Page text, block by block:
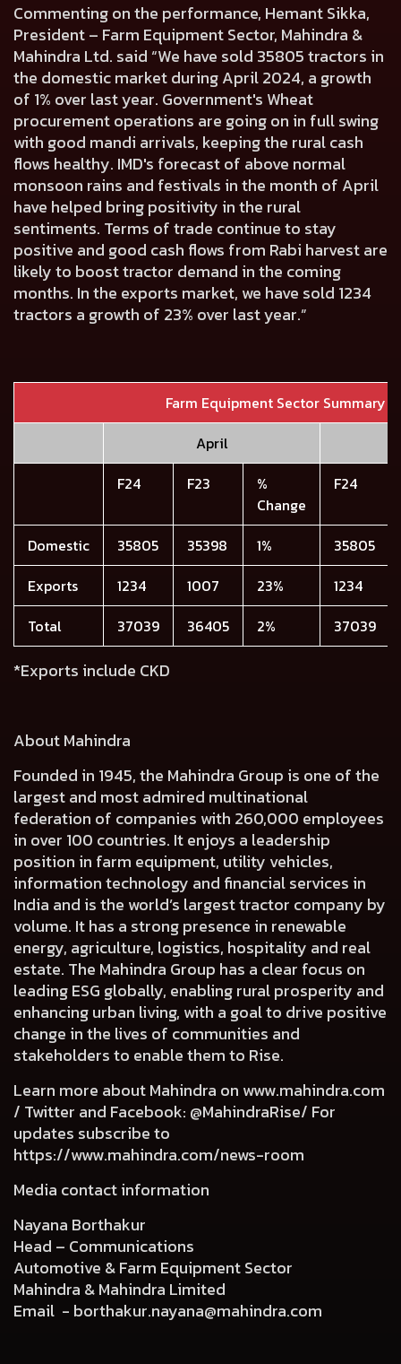
Commenting on the performance, Hemant Sikka,
President – Farm Equipment Sector, Mahindra &
Mahindra Ltd. said “We have sold 35805 tractors in
the domestic market during April 2024, a growth
of 1% over last year. Government's Wheat
procurement operations are going on in full swing
with good mandi arrivals, keeping the rural cash
flows healthy. IMD's forecast of above normal
monsoon rains and festivals in the month of April
have helped bring positivity in the rural
sentiments. Terms of trade continue to stay
positive and good cash flows from Rabi harvest are
likely to boost tractor demand in the coming
months. In the exports market, we have sold 1234
tractors a growth of 23% over last year.”
Farm Equipment Sector Summary
April
F24
F23
%
Change
F24
Domestic 35805 35398 1%
35805
Exports
1234 1007 23%
1234
Total
37039 36405 2% 37039
*Exports include CKD
About Mahindra
Founded in 1945, the Mahindra Group is one of the
largest and most admired multinational
federation of companies with 260,000 employees
in over 100 countries. It enjoys a leadership
position in farm equipment, utility vehicles,
information technology and financial services in
India and is the world’s largest tractor company by
volume. It has a strong presence in renewable
energy, agriculture, logistics, hospitality and real
estate. The Mahindra Group has a clear focus on
leading ESG globally, enabling rural prosperity and
enhancing urban living, with a goal to drive positive
change in the lives of communities and
stakeholders to enable them to Rise.
Learn more about Mahindra on www.mahindra.com
/ Twitter and Facebook: @MahindraRise/ For
updates subscribe to
https://www.mahindra.com/news-room
Media contact information
Nayana Borthakur
Head – Communications
Automotive & Farm Equipment Sector
Mahindra & Mahindra Limited
Email - borthakur.nayana@mahindra.com